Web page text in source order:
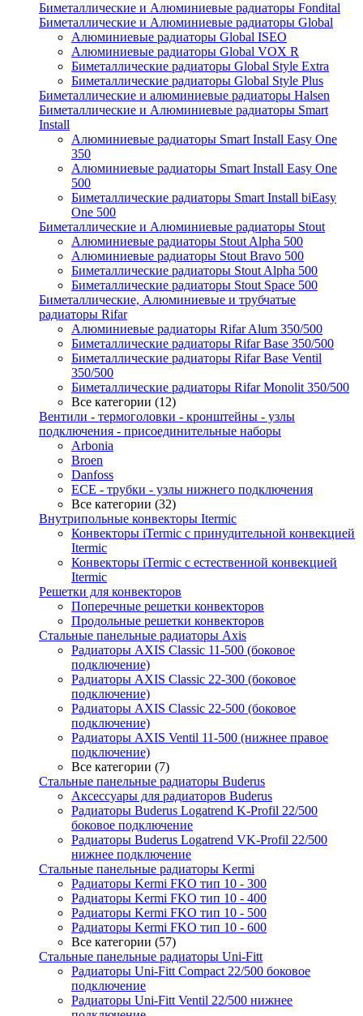
Биметаллические и Алюминиевые радиаторы Fondital
Биметаллические и Алюминиевые радиаторы Global
Алюминиевые радиаторы Global ISEO
Алюминиевые радиаторы Global VOX R
Биметаллические радиаторы Global Style Extra
Биметаллические радиаторы Global Style Plus
Биметаллические и алюминиевые радиаторы Halsen
Биметаллические и Алюминиевые радиаторы Smart
Install
Алюминиевые радиаторы Smart Install Easy One
350
Алюминиевые радиаторы Smart Install Easy One
500
Биметаллические радиаторы Smart Install biEasy
One 500
Биметаллические и Алюминиевые радиаторы Stout
Алюминиевые радиаторы Stout Alpha 500
Алюминиевые радиаторы Stout Bravo 500
Биметаллические радиаторы Stout Alpha 500
Биметаллические радиаторы Stout Space 500
Биметаллические, Алюминиевые и трубчатые
радиаторы Rifar
Алюминиевые радиаторы Rifar Alum 350/500
Биметаллические радиаторы Rifar Base 350/500
Биметаллические радиаторы Rifar Base Ventil
350/500
Биметаллические радиаторы Rifar Monolit 350/500
Все категории (12)
Вентили - термоголовки - кронштейны - узлы
подключения - присоединительные наборы
Arbonia
Broen
Danfoss
ECE - трубки - узлы нижнего подключения
Все категории (32)
Внутрипольные конвекторы Itermic
Конвекторы iTermic c принудительной конвекцией
Itermic
Конвекторы iTermic с естественной конвекцией
Itermic
Решетки для конвекторов
Поперечные решетки конвекторов
Продольные решетки конвекторов
Стальные панельные радиаторы Axis
Радиаторы AXIS Classic 11-500 (боковое
подключение)
Радиаторы AXIS Classic 22-300 (боковое
подключение)
Радиаторы AXIS Classic 22-500 (боковое
подключение)
Радиаторы AXIS Ventil 11-500 (нижнее правое
подключение)
Все категории (7)
Стальные панельные радиаторы Buderus
Аксессуары для радиаторов Buderus
Радиаторы Buderus Logatrend K-Profil 22/500
боковое подключение
Радиаторы Buderus Logatrend VK-Profil 22/500
нижнее подключение
Стальные панельные радиаторы Kermi
Радиаторы Kermi FKO тип 10 - 300
Радиаторы Kermi FKO тип 10 - 400
Радиаторы Kermi FKO тип 10 - 500
Радиаторы Kermi FKO тип 10 - 600
Все категории (57)
Стальные панельные радиаторы Uni-Fitt
Радиаторы Uni-Fitt Compact 22/500 боковое
подключение
Радиаторы Uni-Fitt Ventil 22/500 нижнее